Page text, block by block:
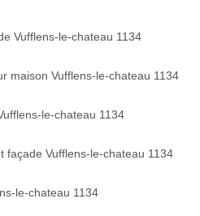
Vufflens-le-chateau 1134
maison Vufflens-le-chateau 1134
le-chateau 1134
façade Vufflens-le-chateau 1134
le-chateau 1134